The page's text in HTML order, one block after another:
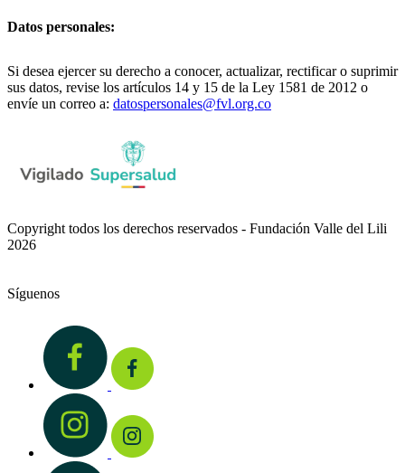
Datos personales:
Si desea ejercer su derecho a conocer, actualizar, rectificar o suprimir
sus datos, revise los artículos 14 y 15 de la Ley 1581 de 2012 o
envíe un correo a: datospersonales@fvl.org.co
Copyright todos los derechos reservados - Fundación Valle del Lili
2026
Síguenos